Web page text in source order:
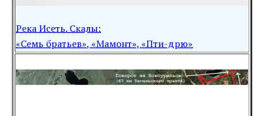
Река Исеть. Скалы:
«Семь братьев», «Мамонт», «Пти-дрю»